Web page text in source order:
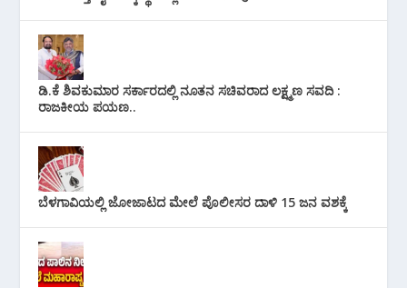
ಡಿ.ಕೆ ಶಿವಕುಮಾರ ಸರ್ಕಾರದಲ್ಲಿ ನೂತನ ಸಚಿವರಾದ ಲಕ್ಷ್ಮಣ ಸವದಿ :
ರಾಜಕೀಯ ಪಯಣ..
ಬೆಳಗಾವಿಯಲ್ಲಿ ಜೋಜಾಟದ ಮೇಲೆ ಪೊಲೀಸರ ದಾಳಿ 15 ಜನ ವಶಕ್ಕೆ